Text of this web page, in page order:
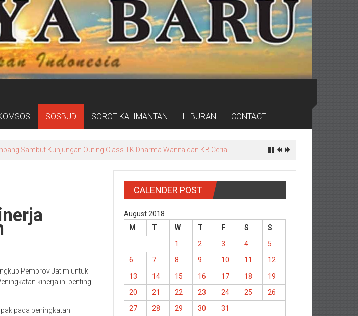
SOSBUD SOROT KALIMANTAN HIBURAN CONTACT
Jalan ke Rejosari
Pemprov Jatim untuk
kinerja ini penting
pada peningkatan
CALENDER POST
August 2018
M
T W T F S
S
1
2 3 4
5
6
7 8 9 10 11
12
13
14 15 16 17 18
19
20
21 22 23 24 25
26
27
28 29 30 31